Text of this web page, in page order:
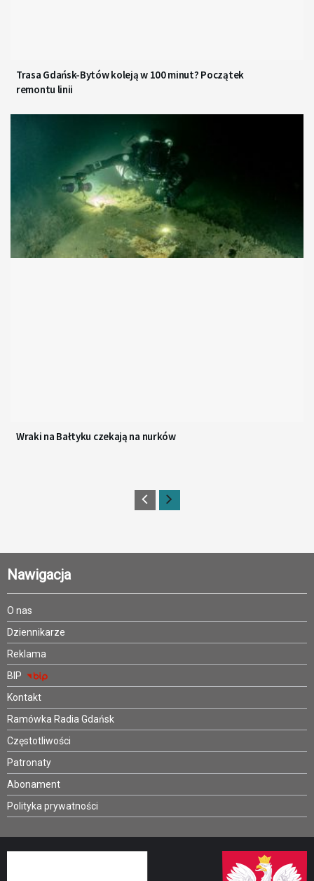
Trasa Gdańsk-Bytów koleją w 100 minut? Początek
remontu linii
Wraki na Bałtyku czekają na nurków
Nawigacja
O nas
Dziennikarze
Reklama
BIP
Kontakt
Ramówka Radia Gdańsk
Częstotliwości
Patronaty
Abonament
Polityka prywatności